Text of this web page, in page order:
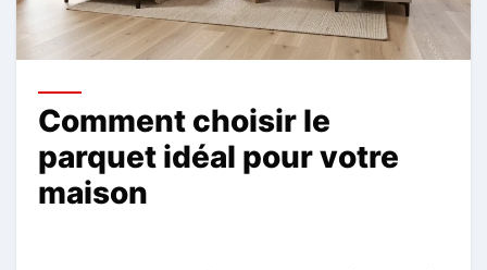
Comment choisir le
parquet idéal pour votre
maison